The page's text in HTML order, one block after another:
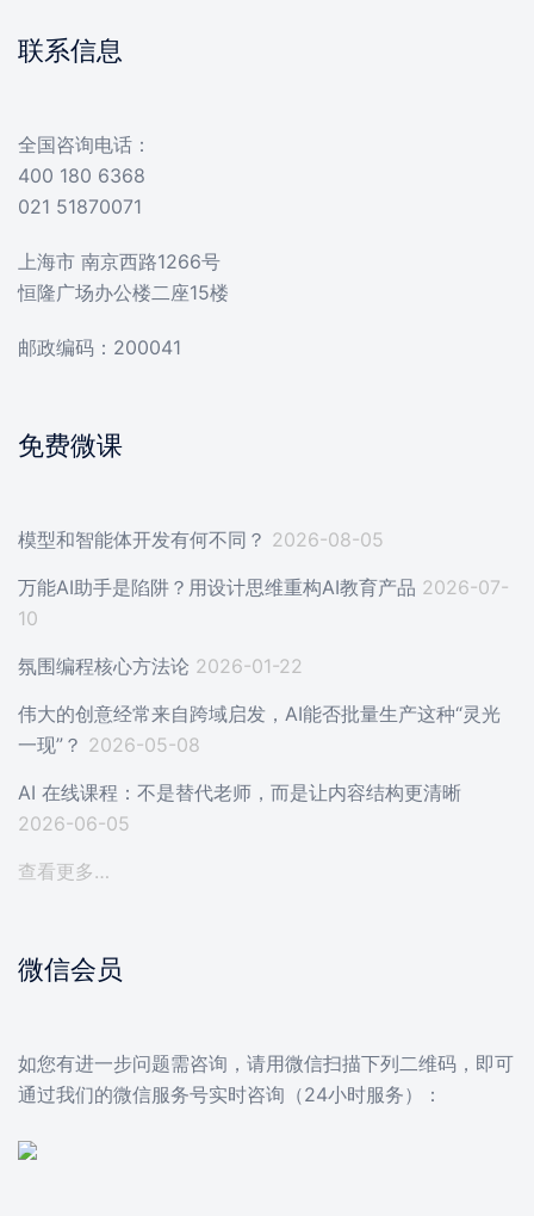
联系信息
全国咨询电话：
400 180 6368
021 51870071
上海市 南京西路1266号
恒隆广场办公楼二座15楼
邮政编码：200041
免费微课
模型和智能体开发有何不同？ 2026-08-05
万能AI助手是陷阱？用设计思维重构AI教育产品 2026-07-
10
氛围编程核心方法论 2026-01-22
伟大的创意经常来自跨域启发，AI能否批量生产这种“灵光
一现”？ 2026-05-08
AI 在线课程：不是替代老师，而是让内容结构更清晰
2026-06-05
查看更多…
微信会员
如您有进一步问题需咨询，请用微信扫描下列二维码，即可
通过我们的微信服务号实时咨询（24小时服务）：